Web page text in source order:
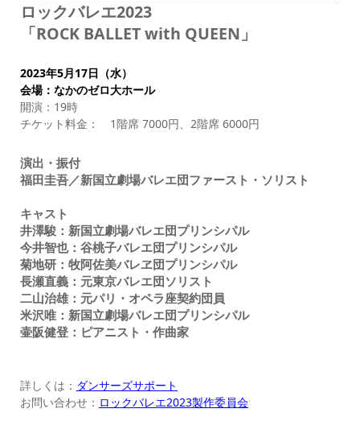
ロックバレエ2023
「ROCK BALLET with QUEEN」
2023年5月17日（水）
会場：なかのゼロ大ホール
開演：19時
チケット料金： 1階席 7000円、2階席 6000円
演出・振付
福田圭吾／新国立劇場バレエ団ファースト・ソリスト
キャスト
井澤駿：新国立劇場バレエ団プリンシパル
今井智也：谷桃子バレエ団プリンシパル
菊地研：牧阿佐美バレヱ団プリンシパル
長瀬直義：元東京バレエ団ソリスト
二山治雄：元パリ・オペラ座契約団員
米沢唯：新国立劇場バレエ団プリンシパル
壷阪健登：ピアニスト・作曲家
詳しくは： ダンサーズサポート
お問い合わせ： ロックバレエ2023製作委員会